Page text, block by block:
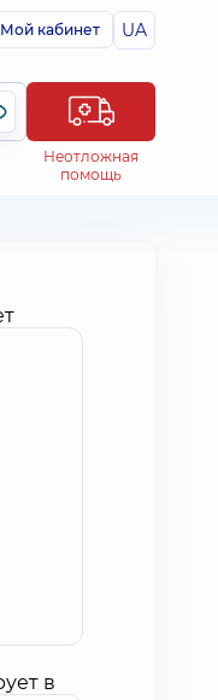
Мой кабинет UA
Неотложная
помощь